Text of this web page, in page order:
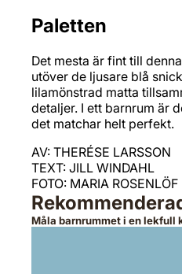
Paletten
Det mesta är fint till
utöver de ljusare blå
lilamönstrad matta
detaljer. I ett barnrum är
det matchar helt perfekt.
AV: THERÉSE LARSSON
TEXT: JILL WINDAHL
FOTO: MARIA ROSENLÖF
Måla barnrummet i en lekfull